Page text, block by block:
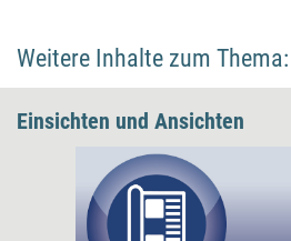
Weitere Inhalte zum Thema:
Einsichten und Ansichten